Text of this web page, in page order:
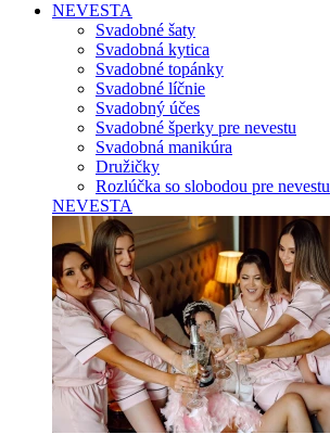
NEVESTA
Svadobné šaty
Svadobná kytica
Svadobné topánky
Svadobné líčnie
Svadobný účes
Svadobné šperky pre nevestu
Svadobná manikúra
Družičky
Rozlúčka so slobodou pre nevestu
NEVESTA